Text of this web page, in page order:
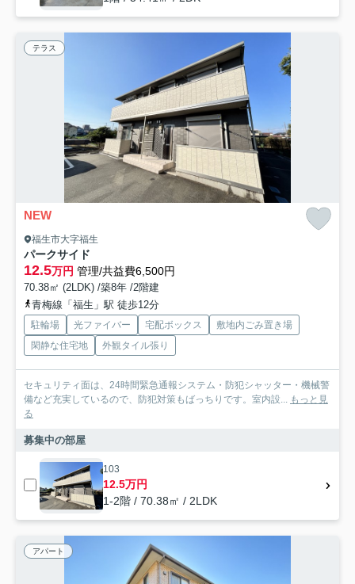
テラス
NEW
福生市大字福生
パークサイド
12.5万円 管理/共益費6,500円
70.38㎡ (2LDK) /築8年 /2階建
青梅線「福生」駅 徒歩12分
駐輪場 光ファイバー 宅配ボックス
敷地内ごみ置き場
閑静な住宅地
外観タイル張り
セキュリティ面は、24時間緊急通報システム・防犯シャッター・機械警
備など充実しているので、防犯対策もばっちりです。室内設...
もっと見
る
募集中の部屋
103
12.5万円
1-2階 / 70.38㎡ / 2LDK
アパート